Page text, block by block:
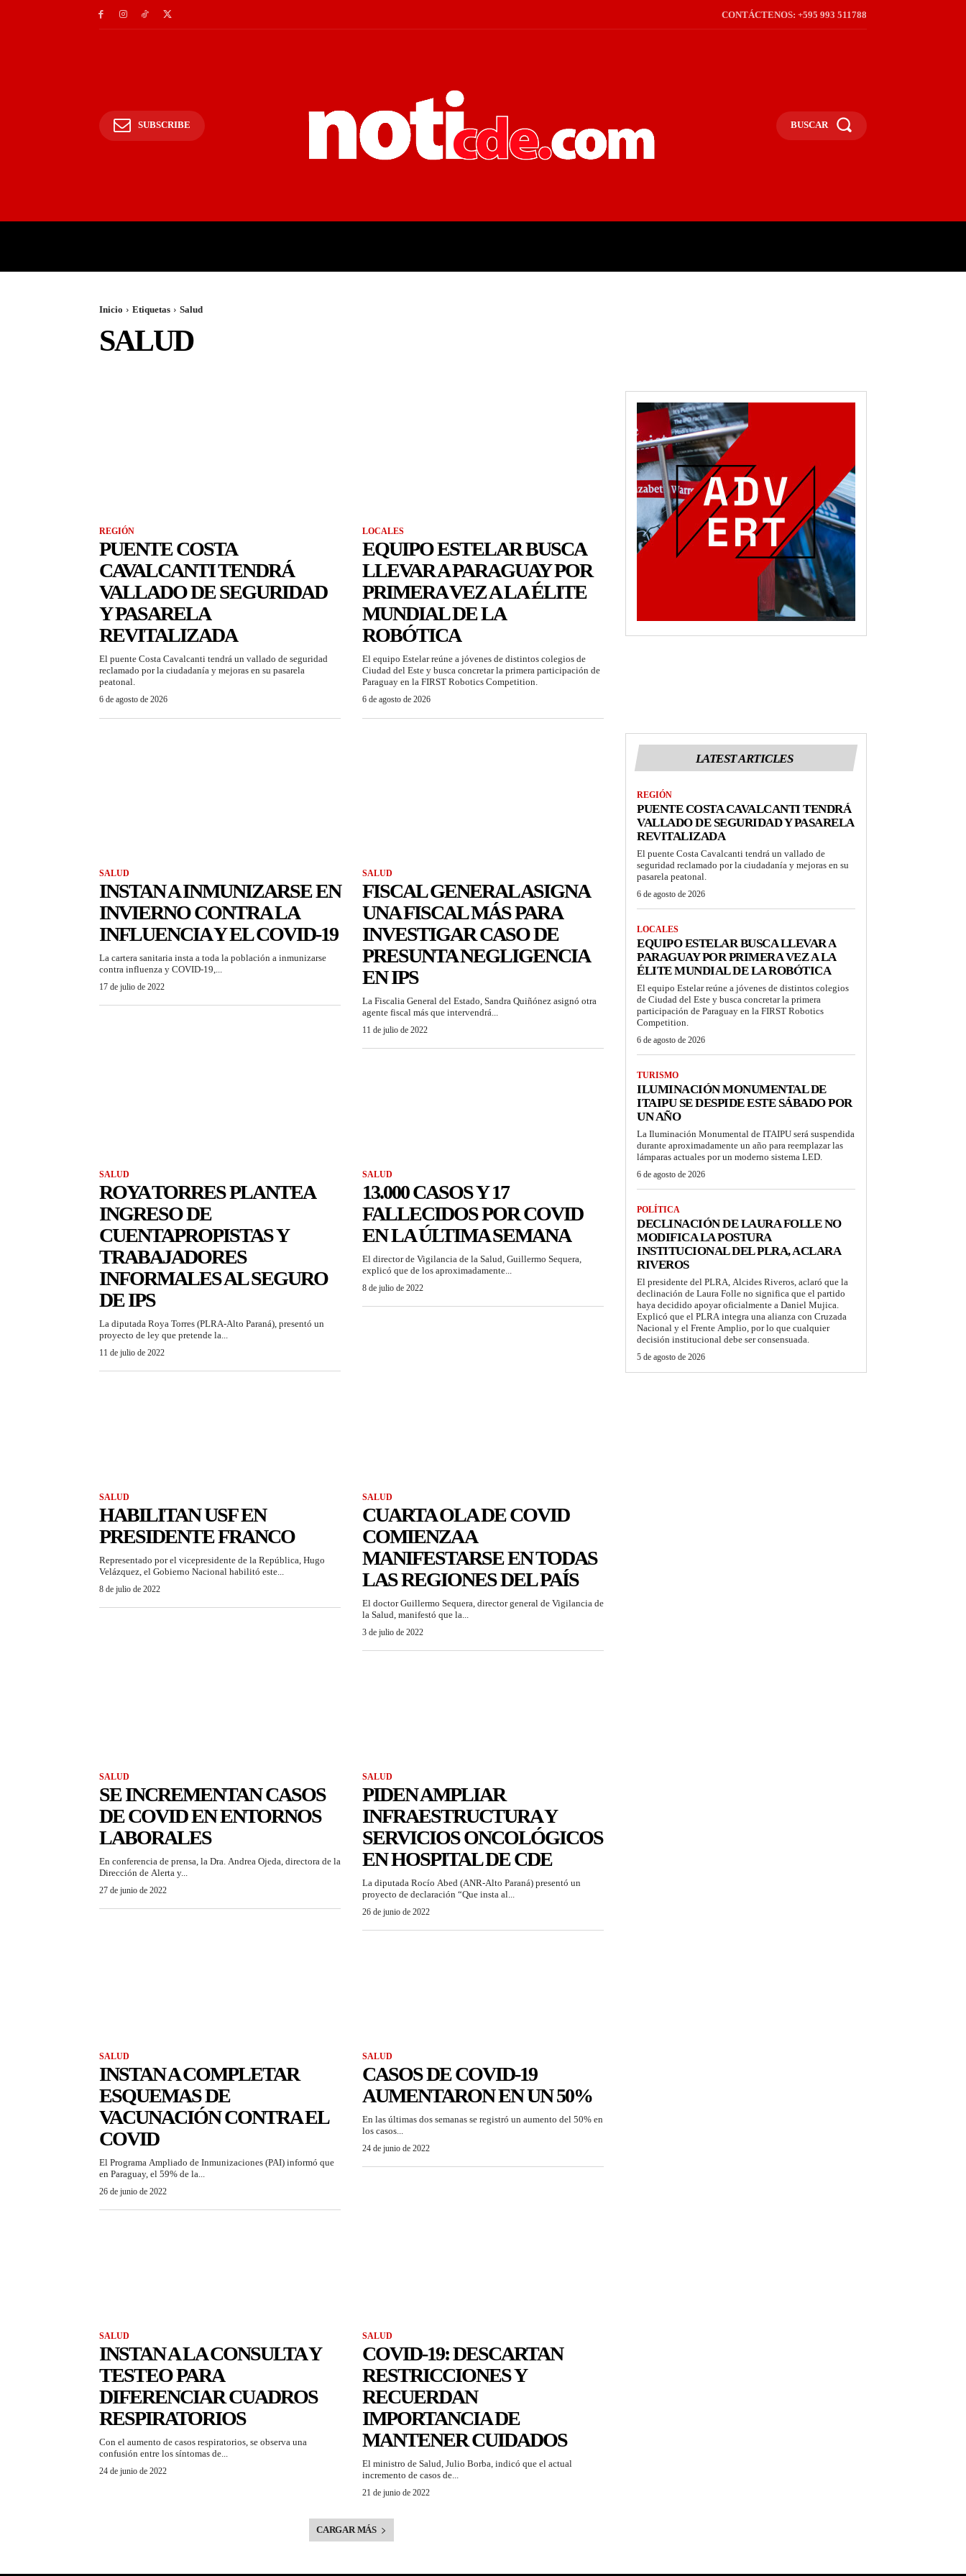
CONTÁCTENOS: +595 993 511788
SUBSCRIBE BUSCAR
Inicio Etiquetas Salud
SALUD
REGIÓN
PUENTE COSTA
CAVALCANTI TENDRÁ
VALLADO DE SEGURIDAD
Y PASARELA
REVITALIZADA
El puente Costa Cavalcanti tendrá un vallado de seguridad
reclamado por la ciudadanía y mejoras en su pasarela
peatonal.
6 de agosto de 2026
LOCALES
EQUIPO ESTELAR BUSCA
LLEVAR A PARAGUAY POR
PRIMERA VEZ A LA ÉLITE
MUNDIAL DE LA
ROBÓTICA
El equipo Estelar reúne a jóvenes de distintos colegios de
Ciudad del Este y busca concretar la primera participación de
Paraguay en la FIRST Robotics Competition.
6 de agosto de 2026
SALUD
INSTAN A INMUNIZARSE EN
INVIERNO CONTRA LA
INFLUENCIA Y EL COVID-19
La cartera sanitaria insta a toda la población a inmunizarse
contra influenza y COVID-19,...
17 de julio de 2022
SALUD
FISCAL GENERAL ASIGNA
UNA FISCAL MÁS PARA
INVESTIGAR CASO DE
PRESUNTA NEGLIGENCIA
EN IPS
La Fiscalia General del Estado, Sandra Quiñónez asignó otra
agente fiscal más que intervendrá...
11 de julio de 2022
SALUD
ROYA TORRES PLANTEA
INGRESO DE
CUENTAPROPISTAS Y
TRABAJADORES
INFORMALES AL SEGURO
DE IPS
La diputada Roya Torres (PLRA-Alto Paraná), presentó un
proyecto de ley que pretende la...
11 de julio de 2022
SALUD
13.000 CASOS Y 17
FALLECIDOS POR COVID
EN LA ÚLTIMA SEMANA
El director de Vigilancia de la Salud, Guillermo Sequera,
explicó que de los aproximadamente...
8 de julio de 2022
SALUD
HABILITAN USF EN
PRESIDENTE FRANCO
Representado por el vicepresidente de la República, Hugo
Velázquez, el Gobierno Nacional habilitó este...
8 de julio de 2022
SALUD
CUARTA OLA DE COVID
COMIENZA A
MANIFESTARSE EN TODAS
LAS REGIONES DEL PAÍS
El doctor Guillermo Sequera, director general de Vigilancia de
la Salud, manifestó que la...
3 de julio de 2022
SALUD
SE INCREMENTAN CASOS
DE COVID EN ENTORNOS
LABORALES
En conferencia de prensa, la Dra. Andrea Ojeda, directora de la
Dirección de Alerta y...
27 de junio de 2022
SALUD
PIDEN AMPLIAR
INFRAESTRUCTURA Y
SERVICIOS ONCOLÓGICOS
EN HOSPITAL DE CDE
La diputada Rocío Abed (ANR-Alto Paraná) presentó un
proyecto de declaración “Que insta al...
26 de junio de 2022
SALUD
INSTAN A COMPLETAR
ESQUEMAS DE
VACUNACIÓN CONTRA EL
COVID
El Programa Ampliado de Inmunizaciones (PAI) informó que
en Paraguay, el 59% de la...
26 de junio de 2022
SALUD
CASOS DE COVID-19
AUMENTARON EN UN 50%
En las últimas dos semanas se registró un aumento del 50% en
los casos...
24 de junio de 2022
SALUD
INSTAN A LA CONSULTA Y
TESTEO PARA
DIFERENCIAR CUADROS
RESPIRATORIOS
Con el aumento de casos respiratorios, se observa una
confusión entre los síntomas de...
24 de junio de 2022
SALUD
COVID-19: DESCARTAN
RESTRICCIONES Y
RECUERDAN
IMPORTANCIA DE
MANTENER CUIDADOS
El ministro de Salud, Julio Borba, indicó que el actual
incremento de casos de...
21 de junio de 2022
CARGAR MÁS
LATEST ARTICLES
REGIÓN
PUENTE COSTA CAVALCANTI TENDRÁ
VALLADO DE SEGURIDAD Y PASARELA
REVITALIZADA
El puente Costa Cavalcanti tendrá un vallado de
seguridad reclamado por la ciudadanía y mejoras en su
pasarela peatonal.
6 de agosto de 2026
LOCALES
EQUIPO ESTELAR BUSCA LLEVAR A
PARAGUAY POR PRIMERA VEZ A LA
ÉLITE MUNDIAL DE LA ROBÓTICA
El equipo Estelar reúne a jóvenes de distintos colegios
de Ciudad del Este y busca concretar la primera
participación de Paraguay en la FIRST Robotics
Competition.
6 de agosto de 2026
TURISMO
ILUMINACIÓN MONUMENTAL DE
ITAIPU SE DESPIDE ESTE SÁBADO POR
UN AÑO
La Iluminación Monumental de ITAIPU será suspendida
durante aproximadamente un año para reemplazar las
lámparas actuales por un moderno sistema LED.
6 de agosto de 2026
POLÍTICA
DECLINACIÓN DE LAURA FOLLE NO
MODIFICA LA POSTURA
INSTITUCIONAL DEL PLRA, ACLARA
RIVEROS
El presidente del PLRA, Alcides Riveros, aclaró que la
declinación de Laura Folle no significa que el partido
haya decidido apoyar oficialmente a Daniel Mujica.
Explicó que el PLRA integra una alianza con Cruzada
Nacional y el Frente Amplio, por lo que cualquier
decisión institucional debe ser consensuada.
5 de agosto de 2026